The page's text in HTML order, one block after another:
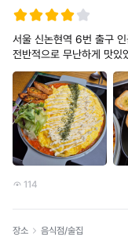
서울 신논현역 6번 출구 인근
전반적으로 무난하게 맛있
구성되어 있었습니다. 특
즐기기 좋은 맛이라 가
114
장소 음식점/술집